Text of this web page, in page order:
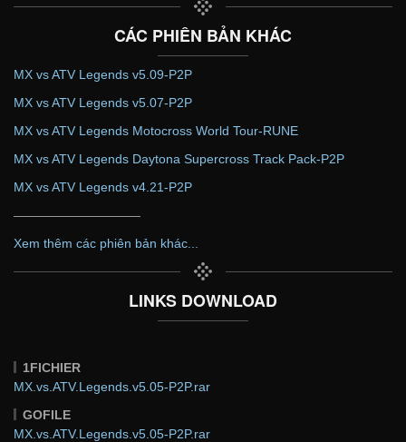
CÁC PHIÊN BẢN KHÁC
MX vs ATV Legends v5.09-P2P
MX vs ATV Legends v5.07-P2P
MX vs ATV Legends Motocross World Tour-RUNE
MX vs ATV Legends Daytona Supercross Track Pack-P2P
MX vs ATV Legends v4.21-P2P
——————————
Xem thêm các phiên bản khác...
LINKS DOWNLOAD
1FICHIER
MX.vs.ATV.Legends.v5.05-P2P.rar
GOFILE
MX.vs.ATV.Legends.v5.05-P2P.rar